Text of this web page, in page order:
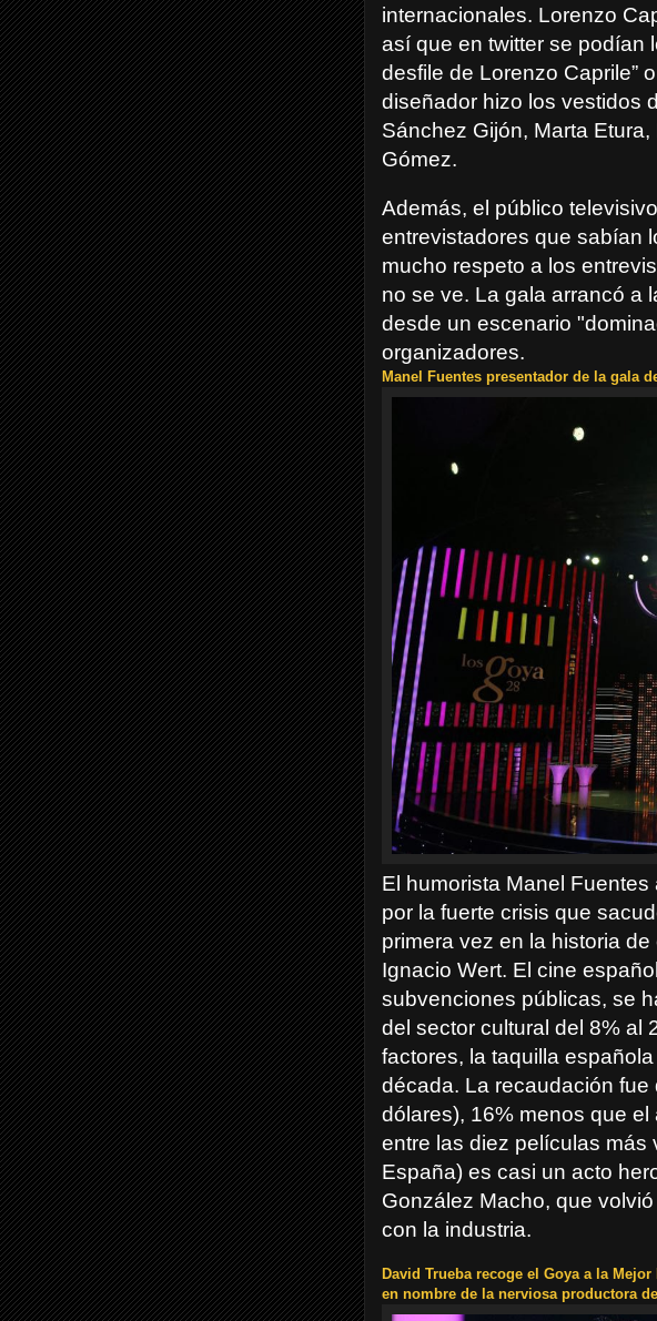
internacionales. Lorenzo
así que en twitter se podían
desfile de Lorenzo Caprile”
diseñador hizo los vestidos
Sánchez Gijón, Marta
Gómez.
Además, el público
entrevistadores que sabían
mucho respeto a los
no se ve. La gala arrancó a
desde un escenario
organizadores.
Manel Fuentes presentador de la gala
El humorista Manel
por la fuerte crisis que
primera vez en la historia
Ignacio Wert. El cine
subvenciones públicas, se
del sector cultural del 8% al
factores, la taquilla
década. La recaudación
dólares), 16% menos que
entre las diez películas más
España) es casi un acto
González Macho, que
con la industria.
David Trueba recoge el Goya a la
en nombre de la nerviosa productora